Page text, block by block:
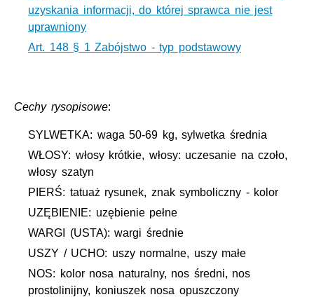
uzyskania informacji, do której sprawca nie jest
uprawniony
Art. 148 § 1 Zabójstwo - typ podstawowy
Cechy rysopisowe:
SYLWETKA: waga 50-69 kg, sylwetka średnia
WŁOSY: włosy krótkie, włosy: uczesanie na czoło,
włosy szatyn
PIERŚ: tatuaż rysunek, znak symboliczny - kolor
UZĘBIENIE: uzębienie pełne
WARGI (USTA): wargi średnie
USZY / UCHO: uszy normalne, uszy małe
NOS: kolor nosa naturalny, nos średni, nos
prostolinijny, koniuszek nosa opuszczony